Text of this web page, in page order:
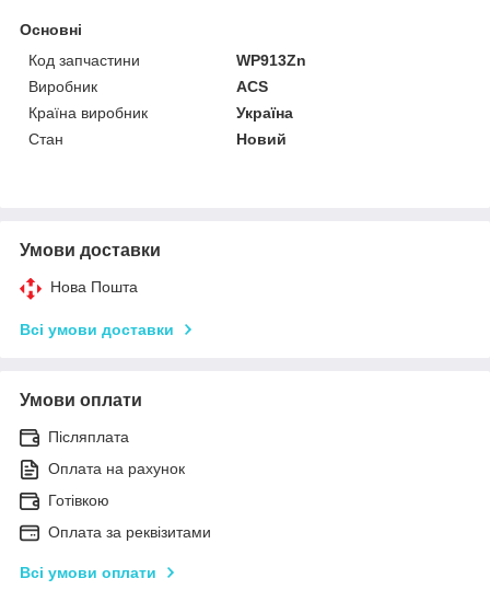
Основні
Код запчастини
WP913Zn
Виробник
ACS
Країна виробник
Україна
Стан
Новий
Умови доставки
Нова Пошта
Всі умови доставки
Умови оплати
Післяплата
Оплата на рахунок
Готівкою
Оплата за реквізитами
Всі умови оплати